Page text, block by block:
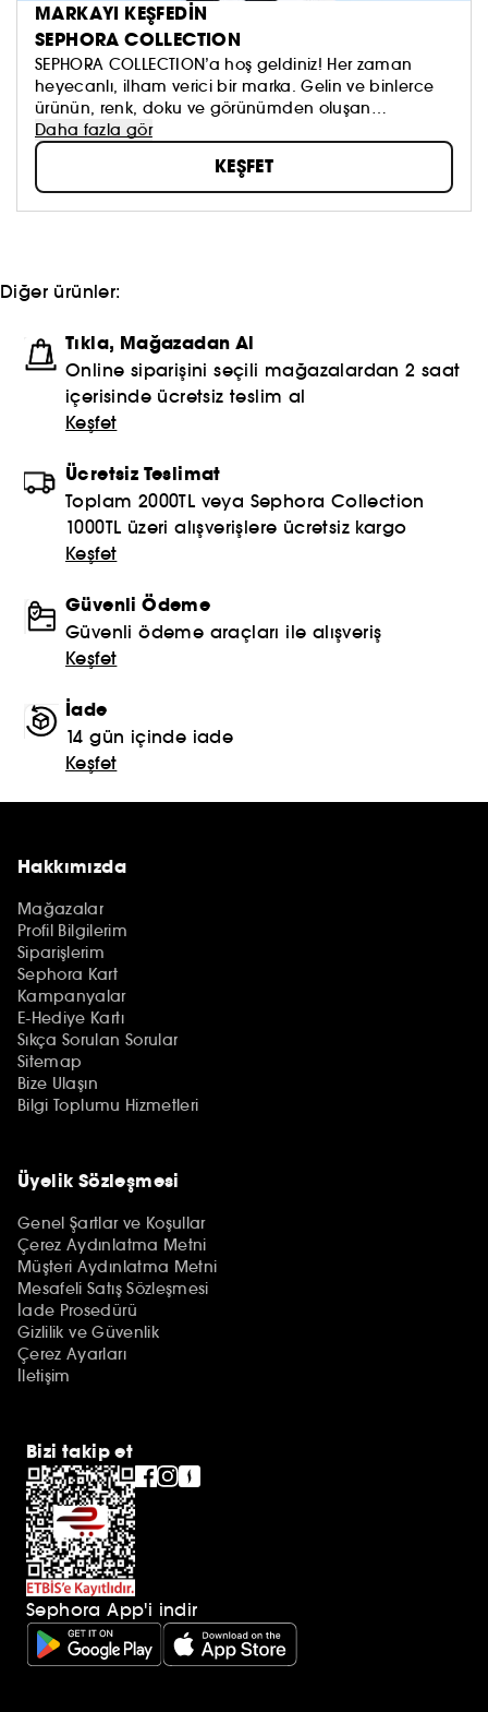
MARKAYI KEŞFEDİN
SEPHORA COLLECTION
SEPHORA COLLECTION’a hoş geldiniz! Her zaman
heyecanlı, ilham verici bir marka. Gelin ve binlerce
ürünün, renk, doku ve görünümden oluşan
koleksiyonumuzu keşfedin. Dilediğinizi sürmeye, kendi
güzellik anlayışınızı oluşturmaya ve hepsinden de
öte, aynada gördüklerinizi sevmeye çekinmeyin!
Topla, oyna ve paylaş #sephoracollection
Daha fazla gör
KEŞFET
Diğer ürünler:
Tıkla, Mağazadan Al
Online siparişini seçili mağazalardan 2 saat
içerisinde ücretsiz teslim al
Keşfet
Ücretsiz Teslimat
Toplam 2000TL veya Sephora Collection
1000TL üzeri alışverişlere ücretsiz kargo
Keşfet
Güvenli Ödeme
Güvenli ödeme araçları ile alışveriş
Keşfet
İade
14 gün içinde iade
Keşfet
Hakkımızda
Mağazalar
Profil Bilgilerim
Siparişlerim
Sephora Kart
Kampanyalar
E-Hediye Kartı
Sıkça Sorulan Sorular
Sitemap
Bize Ulaşın
Bilgi Toplumu Hizmetleri
Üyelik Sözleşmesi
Genel Şartlar ve Koşullar
Çerez Aydınlatma Metni
Müşteri Aydınlatma Metni
Mesafeli Satış Sözleşmesi
İade Prosedürü
Gizlilik ve Güvenlik
Çerez Ayarları
İletişim
Bizi takip et
Sephora App'i indir